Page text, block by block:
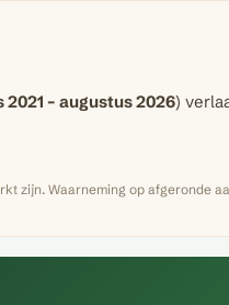
2021 – augustus 2026)
zijn. Waarneming op afgeronde